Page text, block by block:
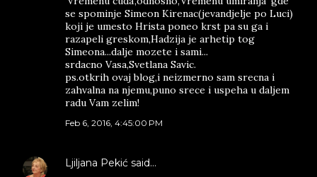
se spominje Simeon Kirenac(jevandjelje po Luci)
koji je umesto Hrista poneo krst pa su ga i
razapeli greskom,Hadzija je arhetip tog
Simeona...dalje mozete i sami...
srdacno Vasa,Svetlana Savic.
ps.otkrih ovaj blog,i neizmerno sam srecna i
zahvalna na njemu,puno srece i uspeha u daljem
radu Vam zelim!
Feb 6, 2016, 4:45:00 PM
Ljiljana Pekić said…